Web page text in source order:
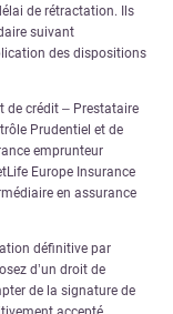
de rétractation. Ils
suivant
des dispositions
de crédit – Prestataire
Prudentiel et de
emprunteur
Europe Insurance
en assurance
définitive par
d’un droit de
de la signature de